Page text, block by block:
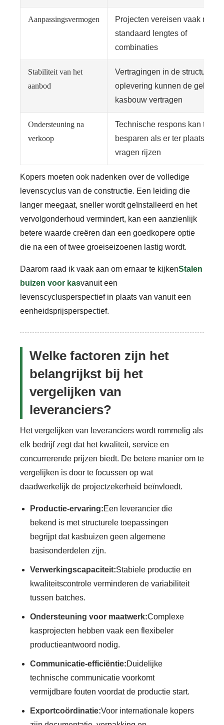
Aanpassingsvermogen
Projecten vereisen vaak niet-
standaard lengtes of
combinaties
Stabiliteit van het
aanbod
Vertragingen in de structurele
oplevering kunnen de gehele
kasbouw vertragen
Ondersteuning na
verkoop
Technische respons kan tijd
besparen als er ter plaatse
vragen rijzen
Kopers moeten ook nadenken over de volledige
levenscyclus van de constructie. Een leiding die
langer meegaat, sneller wordt geïnstalleerd en het
vervolgonderhoud vermindert, kan een aanzienlijk
betere waarde creëren dan een goedkopere optie
die na een of twee groeiseizoenen lastig wordt.
Daarom raad ik vaak aan om ernaar te kijkenStalen
buizen voor kasvanuit een
levenscyclusperspectief in plaats van vanuit een
eenheidsprijsperspectief.
Welke factoren zijn het
belangrijkst bij het
vergelijken van
leveranciers?
Het vergelijken van leveranciers wordt rommelig als
elk bedrijf zegt dat het kwaliteit, service en
concurrerende prijzen biedt. De betere manier om te
vergelijken is door te focussen op wat
daadwerkelijk de projectzekerheid beïnvloedt.
Productie-ervaring:Een leverancier die
bekend is met structurele toepassingen
begrijpt dat kasbuizen geen algemene
basisonderdelen zijn.
Verwerkingscapaciteit:Stabiele productie en
kwaliteitscontrole verminderen de variabiliteit
tussen batches.
Ondersteuning voor maatwerk:Complexe
kasprojecten hebben vaak een flexibeler
productieantwoord nodig.
Communicatie-efficiëntie:Duidelijke
technische communicatie voorkomt
vermijdbare fouten voordat de productie start.
Exportcoördinatie:Voor internationale kopers